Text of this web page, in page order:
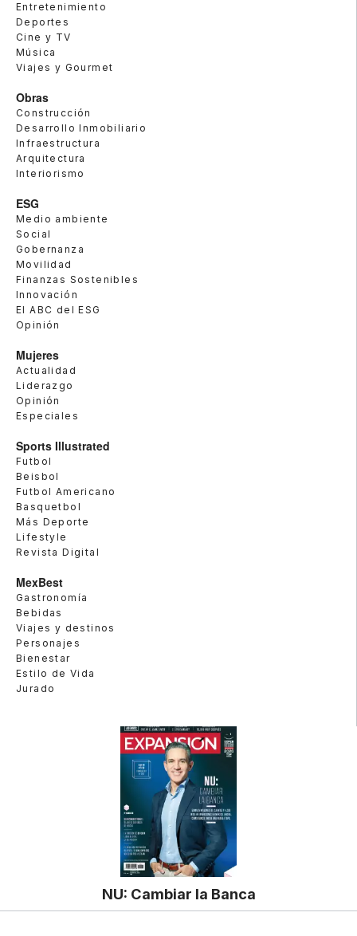
Entretenimiento
Deportes
Cine y TV
Música
Viajes y Gourmet
Obras
Construcción
Desarrollo Inmobiliario
Infraestructura
Arquitectura
Interiorismo
ESG
Medio ambiente
Social
Gobernanza
Movilidad
Finanzas Sostenibles
Innovación
El ABC del ESG
Opinión
Mujeres
Actualidad
Liderazgo
Opinión
Especiales
Sports Illustrated
Futbol
Beisbol
Futbol Americano
Basquetbol
Más Deporte
Lifestyle
Revista Digital
MexBest
Gastronomía
Bebidas
Viajes y destinos
Personajes
Bienestar
Estilo de Vida
Jurado
NU: Cambiar la Banca